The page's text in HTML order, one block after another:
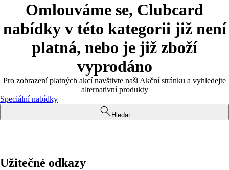
Omlouváme se, Clubcard
nabídky v této kategorii již není
platná, nebo je již zboží
vyprodáno
Pro zobrazení platných akcí navštivte naši Akční stránku a vyhledejte
alternativní produkty
Speciální nabídky
Hledat
Užitečné odkazy